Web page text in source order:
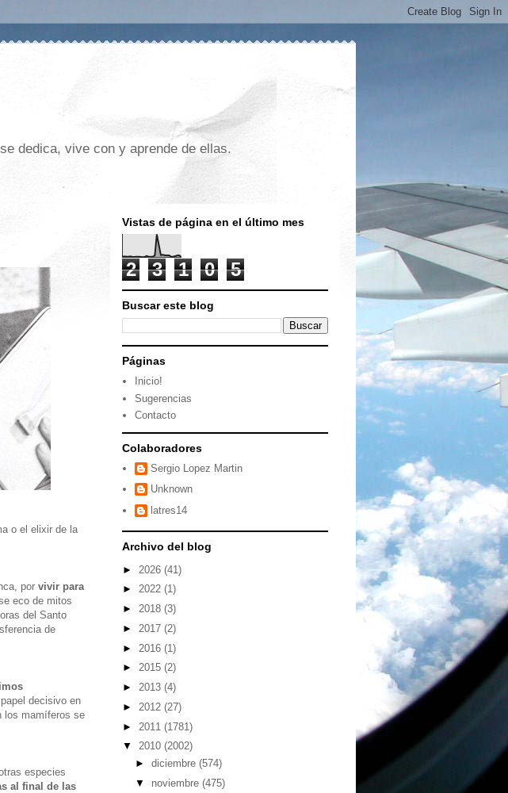
dedica, vive con y aprende de ellas.
o el elixir de la
por vivir para
eco de mitos
del Santo
de
decisivo en
los mamíferos se
especies
al final de las
Vistas de página en el último mes
2 3 1 0 5
Buscar este blog
Páginas
Inicio!
Sugerencias
Contacto
Colaboradores
Sergio Lopez Martin
Unknown
latres14
Archivo del blog
► 2026 (41)
► 2022 (1)
► 2018 (3)
► 2017 (2)
► 2016 (1)
► 2015 (2)
► 2013 (4)
► 2012 (27)
► 2011 (1781)
▼ 2010 (2002)
► diciembre (574)
▼ noviembre (475)